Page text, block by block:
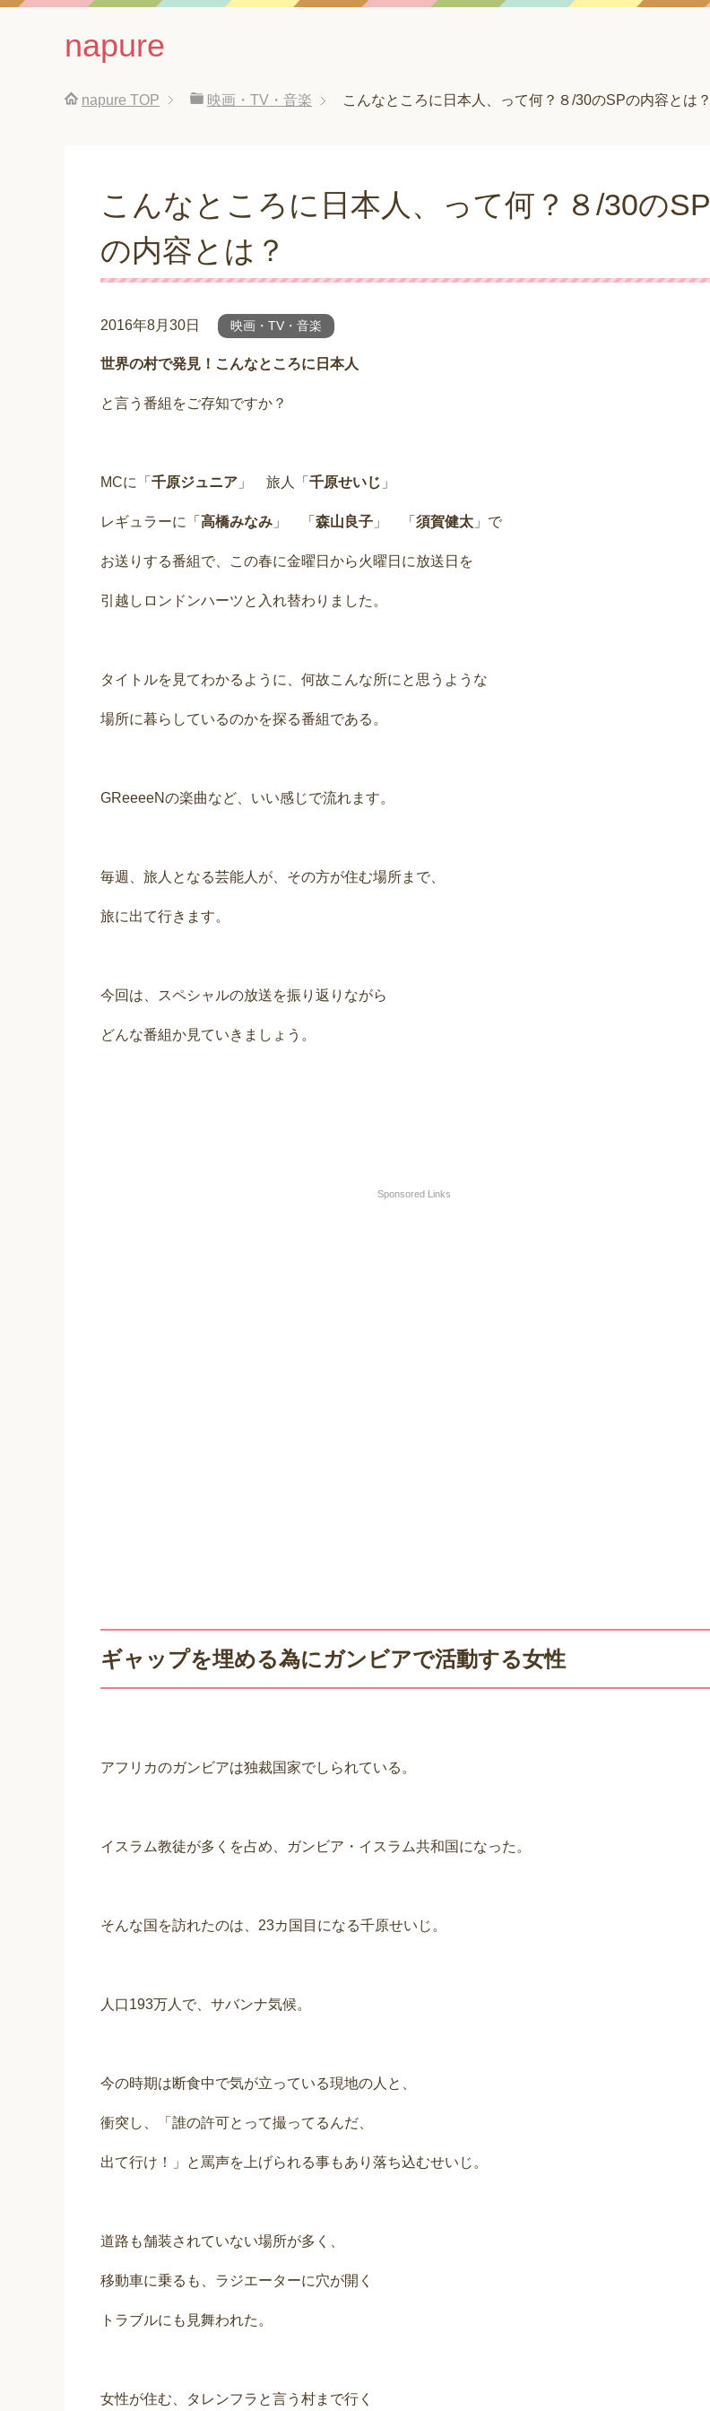
napure
napure TOP 映画・TV・音楽 こんなところに日本人、って何？８/30のSPの内容とは？
こんなところに日本人、って何？８/30のSP
の内容とは？
2016年8月30日 映画・TV・音楽
世界の村で発見！こんなところに日本人
と言う番組をご存知ですか？
MCに「 千原ジュニア 」 旅人「 千原せいじ 」
レギュラーに「 高橋みなみ 」 「 森山良子 」 「 須賀健太 」で
お送りする番組で、この春に金曜日から火曜日に放送日を
引越しロンドンハーツと入れ替わりました。
タイトルを見てわかるように、何故こんな所にと思うような
場所に暮らしているのかを探る番組である。
GReeeeNの楽曲など、いい感じで流れます。
毎週、旅人となる芸能人が、その方が住む場所まで、
旅に出て行きます。
今回は、スペシャルの放送を振り返りながら
どんな番組か見ていきましょう。
Sponsored Links
ギャップを埋める為にガンビアで活動する女性
アフリカのガンビアは独裁国家でしられている。
イスラム教徒が多くを占め、ガンビア・イスラム共和国になった。
そんな国を訪れたのは、23カ国目になる千原せいじ。
人口193万人で、サバンナ気候。
今の時期は断食中で気が立っている現地の人と、
衝突し、「誰の許可とって撮ってるんだ、
出て行け！」と罵声を上げられる事もあり落ち込むせいじ。
道路も舗装されていない場所が多く、
移動車に乗るも、ラジエーターに穴が開く
トラブルにも見舞われた。
女性が住む、タレンフラと言う村まで行く